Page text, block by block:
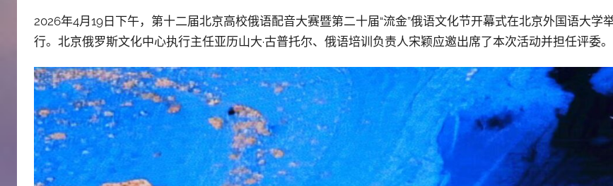
2026年4月19日下午，第十二届北京高校俄语配音大赛暨第二十届“流金”俄语文化节开幕式在北京外国语大学
行。北京俄罗斯文化中心执行主任亚历山大·古普托尔、俄语培训负责人宋颖应邀出席了本次活动并担任评委。